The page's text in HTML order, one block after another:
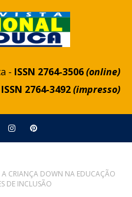
- ISSN 2764-3506(online)
ISSN 2764-3492(impresso)
A CRIANÇA DOWN NA EDUCAÇÃO
DE INCLUSÃO